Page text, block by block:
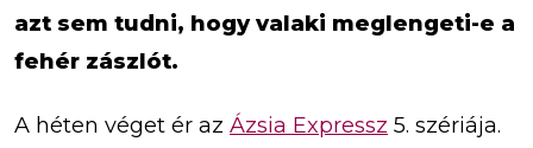
azt sem tudni, hogy valaki meglengeti-e a
fehér zászlót.
A héten véget ér az Ázsia Expressz 5. szériája.